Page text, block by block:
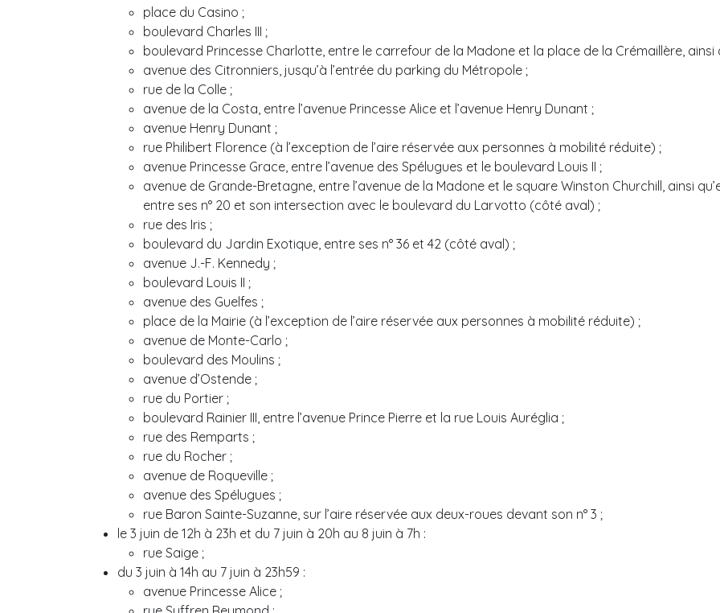
place du Casino ;
boulevard Charles III ;
boulevard Princesse Charlotte, entre le carrefour de la Madone et la place de la Crémaillère, ainsi
avenue des Citronniers, jusqu’à l’entrée du parking du Métropole ;
rue de la Colle ;
avenue de la Costa, entre l’avenue Princesse Alice et l’avenue Henry Dunant ;
avenue Henry Dunant ;
rue Philibert Florence (à l’exception de l’aire réservée aux personnes à mobilité réduite) ;
avenue Princesse Grace, entre l’avenue des Spélugues et le boulevard Louis II ;
avenue de Grande-Bretagne, entre l’avenue de la Madone et le square Winston Churchill, ainsi
entre ses n° 20 et son intersection avec le boulevard du Larvotto (côté aval) ;
rue des Iris ;
boulevard du Jardin Exotique, entre ses n° 36 et 42 (côté aval) ;
avenue J.-F. Kennedy ;
boulevard Louis II ;
avenue des Guelfes ;
place de la Mairie (à l’exception de l’aire réservée aux personnes à mobilité réduite) ;
avenue de Monte-Carlo ;
boulevard des Moulins ;
avenue d’Ostende ;
rue du Portier ;
boulevard Rainier III, entre l’avenue Prince Pierre et la rue Louis Auréglia ;
rue des Remparts ;
rue du Rocher ;
avenue de Roqueville ;
avenue des Spélugues ;
rue Baron Sainte-Suzanne, sur l’aire réservée aux deux-roues devant son n° 3 ;
le 3 juin de 12h à 23h et du 7 juin à 20h au 8 juin à 7h :
rue Saige ;
du 3 juin à 14h au 7 juin à 23h59 :
avenue Princesse Alice ;